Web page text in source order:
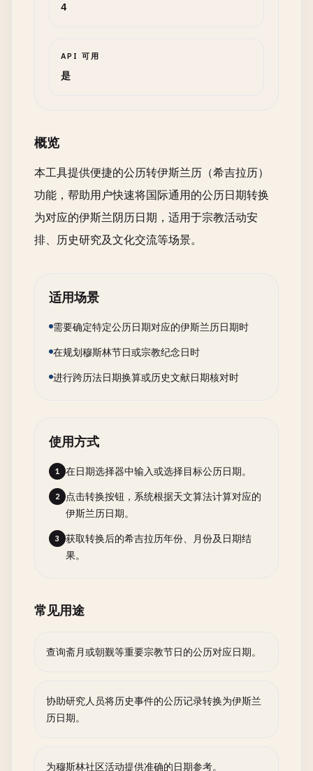
4
API 可用
是
概览
本工具提供便捷的公历转伊斯兰历（希吉拉历）
功能，帮助用户快速将国际通用的公历日期转换
为对应的伊斯兰阴历日期，适用于宗教活动安
排、历史研究及文化交流等场景。
适用场景
需要确定特定公历日期对应的伊斯兰历日期时
在规划穆斯林节日或宗教纪念日时
进行跨历法日期换算或历史文献日期核对时
使用方式
1 在日期选择器中输入或选择目标公历日期。
2
点击转换按钮，系统根据天文算法计算对应的
伊斯兰历日期。
3
获取转换后的希吉拉历年份、月份及日期结
果。
常见用途
查询斋月或朝觐等重要宗教节日的公历对应日期。
协助研究人员将历史事件的公历记录转换为伊斯兰
历日期。
为穆斯林社区活动提供准确的日期参考。